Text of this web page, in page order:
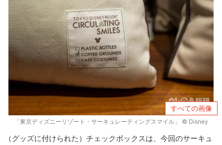
すべての画像
「東京ディズニーリゾート・サーキュレーティングスマイル」 © Disney
（グッズに付けられた）チェックボックスは、今回のサーキュ